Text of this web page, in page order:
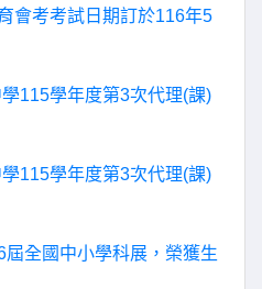
會考考試日期訂於116年5
115學年度第3次代理(課)
115學年度第3次代理(課)
屆全國中小學科展，榮獲生